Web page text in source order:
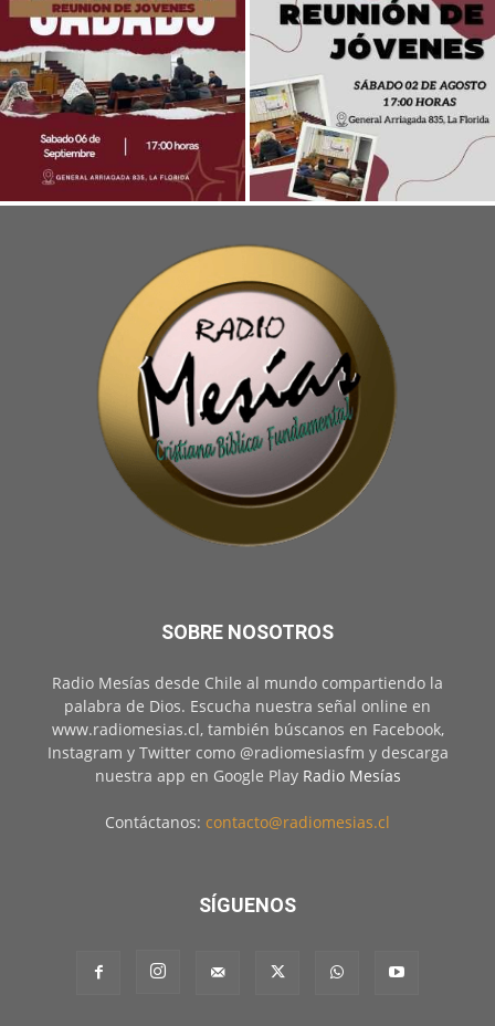
SOBRE NOSOTROS
Radio Mesías desde Chile al mundo compartiendo la
palabra de Dios. Escucha nuestra señal online en
www.radiomesias.cl, también búscanos en Facebook,
Instagram y Twitter como @radiomesiasfm y descarga
nuestra app en Google Play Radio Mesías
Contáctanos: contacto@radiomesias.cl
SÍGUENOS